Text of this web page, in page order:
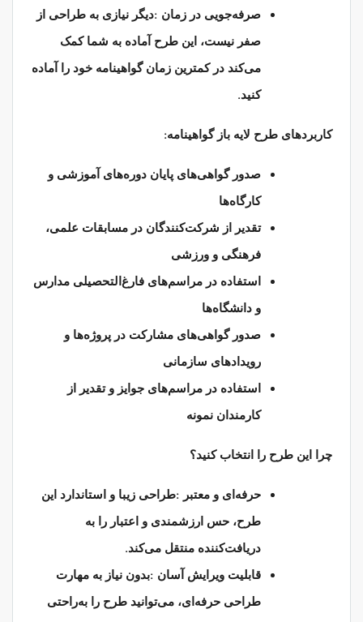
صرفه‌جویی در زمان :دیگر نیازی به طراحی از
صفر نیست، این طرح آماده به شما کمک
می‌کند در کمترین زمان گواهینامه خود را آماده
کنید.
کاربردهای طرح لایه باز گواهینامه:
صدور گواهی‌های پایان دوره‌های آموزشی و
کارگاه‌ها
تقدیر از شرکت‌کنندگان در مسابقات علمی،
فرهنگی و ورزشی
استفاده در مراسم‌های فارغ‌التحصیلی مدارس
و دانشگاه‌ها
صدور گواهی‌های مشارکت در پروژه‌ها و
رویدادهای سازمانی
استفاده در مراسم‌های جوایز و تقدیر از
کارمندان نمونه
چرا این طرح را انتخاب کنید؟
حرفه‌ای و معتبر :طراحی زیبا و استاندارد این
طرح، حس ارزشمندی و اعتبار را به
دریافت‌کننده منتقل می‌کند.
قابلیت ویرایش آسان :بدون نیاز به مهارت
طراحی حرفه‌ای، می‌توانید طرح را به‌راحتی